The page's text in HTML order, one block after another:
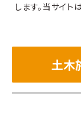
します。当サイト
土木